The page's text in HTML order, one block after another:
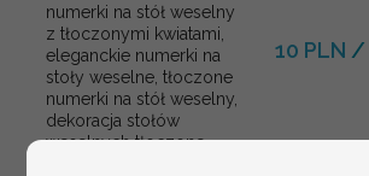
numerki na stół weselny
z tłoczonymi kwiatami,
eleganckie numerki na
stoły weselne, tłoczone
numerki na stół weselny,
dekoracja stołów
weselnych tłoczone
10 PLN /